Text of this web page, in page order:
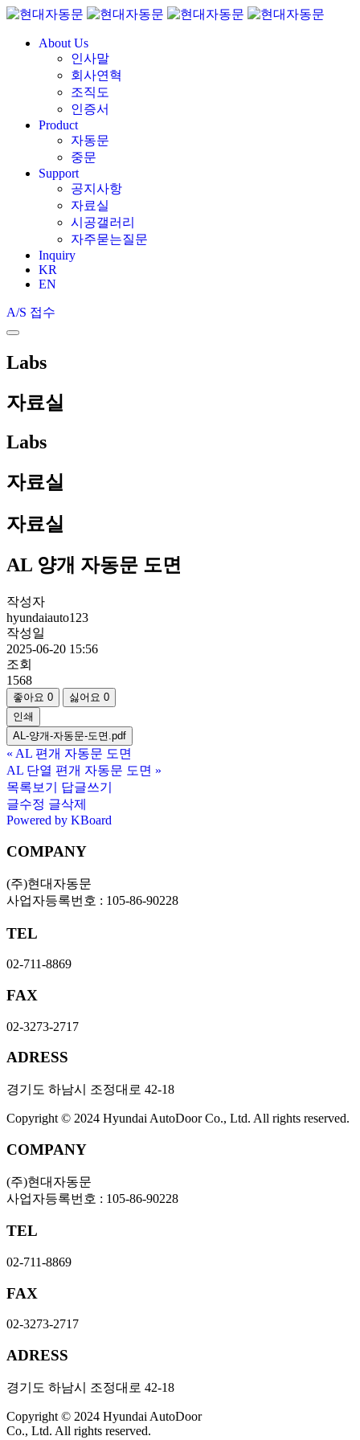
About Us
인사말
회사연혁
조직도
인증서
Product
자동문
중문
Support
공지사항
자료실
시공갤러리
자주묻는질문
Inquiry
KR
EN
A/S 접수
Labs
자료실
Labs
자료실
자료실
AL 양개 자동문 도면
작성자
hyundaiauto123
작성일
2025-06-20 15:56
조회
1568
좋아요 0 싫어요 0
인쇄
AL-양개-자동문-도면.pdf
« AL 편개 자동문 도면
AL 단열 편개 자동문 도면 »
목록보기
답글쓰기
글수정 글삭제
Powered by KBoard
COMPANY
(주)현대자동문
사업자등록번호 : 105-86-90228
TEL
02-711-8869
FAX
02-3273-2717
ADRESS
경기도 하남시 조정대로 42-18
Copyright © 2024 Hyundai AutoDoor Co., Ltd. All rights reserved.
COMPANY
(주)현대자동문
사업자등록번호 : 105-86-90228
TEL
02-711-8869
FAX
02-3273-2717
ADRESS
경기도 하남시 조정대로 42-18
Copyright © 2024 Hyundai AutoDoor
Co., Ltd. All rights reserved.